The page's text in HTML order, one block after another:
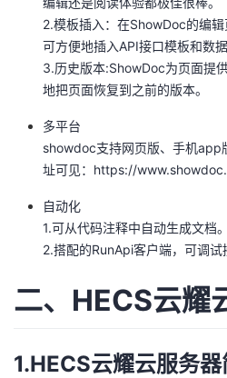
堂
我
的
程
我
认
的
我
我
的
技
术
支
我
的
云
声
2.模板插入：在ShowDoc的编
可方便地插入API接口模板和数据
3.历史版本:ShowDoc为页面提
地把页面恢复到之前的版本。
多平台
showdoc支持网页版、手机app
址可见： https://
自动化
1.可从代码注释中自动生成文档。
2.搭配的RunApi客户端，可调试
二、HECS云耀
1.HECS云耀云服务